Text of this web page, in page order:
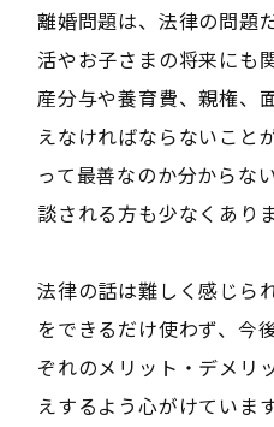
離婚問題は、法律の問題
活やお子さまの将来にも
産分与や養育費、親権、
えなければならないこと
って最善なのか分からな
談される方も少なくあり
法律の話は難しく感じら
をできるだけ使わず、今
ぞれのメリット・デメリ
えするよう心がけていま